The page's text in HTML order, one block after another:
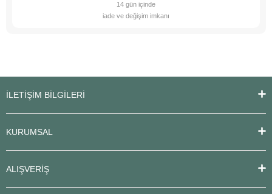
14 gün içinde
iade ve değişim imkanı
İLETİŞİM BİLGİLERİ
KURUMSAL
ALIŞVERİŞ